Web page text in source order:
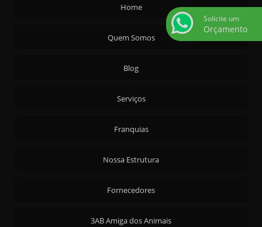
Home
Quem Somos
Blog
Serviços
Franquias
Nossa Estrutura
Fornecedores
3AB Amiga dos Animais
Solicite um
Orçamento